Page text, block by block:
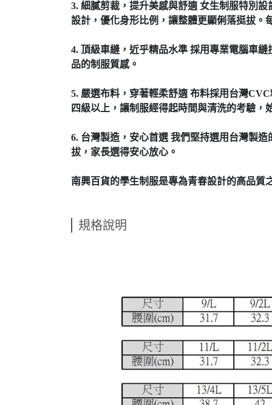
3. 細膩剪裁，提升美感與舒適 女生制服特別
設計，優化身形比例，讓整體更顯俐落挺拔。
4. 頂級車縫，近乎精品水準 採用專業電腦車
品的制服質感。
5. 嚴選布料，穿著輕柔舒適 布料採用台灣
四級以上，讓制服經得起時間與清洗的考驗，
6. 台灣製造，安心首選 我們堅持選用台灣製
拔，家長選得安心放心。
南興百貨的學生制服是專為青春設計的高品
規格說明